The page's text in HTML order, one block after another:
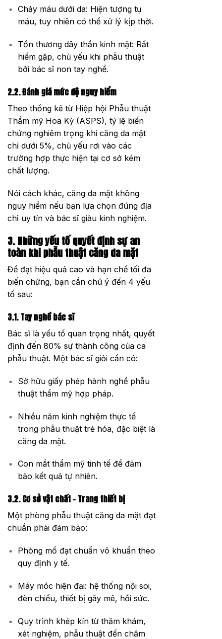
Chảy máu dưới da: Hiện tượng tụ
máu, tuy nhiên có thể xử lý kịp thời.
Tổn thương dây thần kinh mặt: Rất
hiếm gặp, chủ yếu khi phẫu thuật
bởi bác sĩ non tay nghề.
2.2. Đánh giá mức độ nguy hiểm
Theo thống kê từ Hiệp hội Phẫu thuật
Thẩm mỹ Hoa Kỳ (ASPS), tỷ lệ biến
chứng nghiêm trọng khi căng da mặt
chỉ dưới 5%, chủ yếu rơi vào các
trường hợp thực hiện tại cơ sở kém
chất lượng.
Nói cách khác, căng da mặt không
nguy hiểm nếu bạn lựa chọn đúng địa
chỉ uy tín và bác sĩ giàu kinh nghiệm.
3. Những yếu tố quyết định sự an
toàn khi phẫu thuật căng da mặt
Để đạt hiệu quả cao và hạn chế tối đa
biến chứng, bạn cần chú ý đến 4 yếu
tố sau:
3.1. Tay nghề bác sĩ
Bác sĩ là yếu tố quan trọng nhất, quyết
định đến 80% sự thành công của ca
phẫu thuật. Một bác sĩ giỏi cần có:
Sở hữu giấy phép hành nghề phẫu
thuật thẩm mỹ hợp pháp.
Nhiều năm kinh nghiệm thực tế
trong phẫu thuật trẻ hóa, đặc biệt là
căng da mặt.
Con mắt thẩm mỹ tinh tế để đảm
bảo kết quả tự nhiên.
3.2. Cơ sở vật chất – Trang thiết bị
Một phòng phẫu thuật căng da mặt đạt
chuẩn phải đảm bảo:
Phòng mổ đạt chuẩn vô khuẩn theo
quy định y tế.
Máy móc hiện đại: hệ thống nội soi,
đèn chiếu, thiết bị gây mê, hồi sức.
Quy trình khép kín từ thăm khám,
xét nghiệm, phẫu thuật đến chăm